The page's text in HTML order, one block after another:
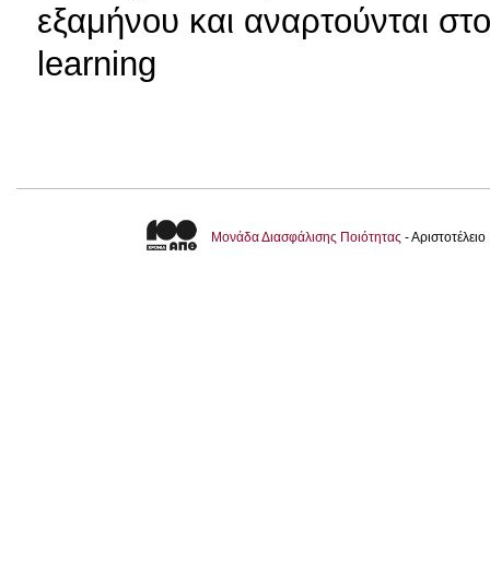
εξαμήνου και αναρτούνται
learning
Μονάδα Διασφάλισης Ποιότητας -